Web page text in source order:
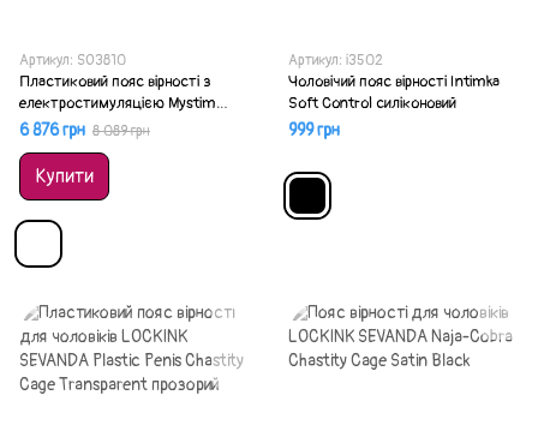
Артикул: SO3810
Пластиковий пояс вірності з
електростимуляцією Mystim
Pubic Enemy 3
6 876 грн 8 089 грн
Купити
Артикул: i3502
Чоловічий пояс вірності Intimka
Soft Control силіконовий
999 грн